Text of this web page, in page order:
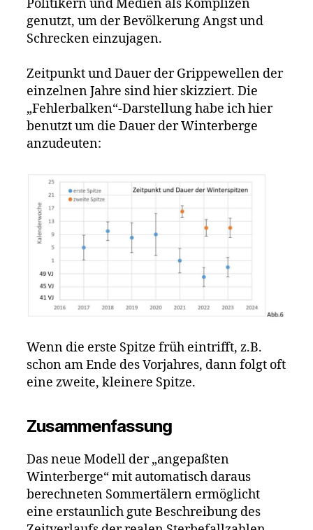
Politikern und Medien als Komplizen
genutzt, um der Bevölkerung Angst und
Schrecken einzujagen.
Zeitpunkt und Dauer der Grippewellen der
einzelnen Jahre sind hier skizziert. Die
„Fehlerbalken“-Darstellung habe ich hier
benutzt um die Dauer der Winterberge
anzudeuten:
Wenn die erste Spitze früh eintrifft, z.B.
schon am Ende des Vorjahres, dann folgt oft
eine zweite, kleinere Spitze.
Zusammenfassung
Das neue Modell der „angepaßten
Winterberge“ mit automatisch daraus
berechneten Sommertälern ermöglicht
eine erstaunlich gute Beschreibung des